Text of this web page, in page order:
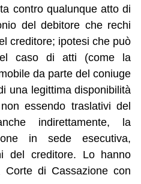
contro qualunque atto di
del debitore che rechi
creditore; ipotesi che può
caso di atti (come la
da parte del coniuge
una legittima disponibilità
essendo traslativi del
indirettamente, la
in sede esecutiva,
del creditore. Lo hanno
di Cassazione con